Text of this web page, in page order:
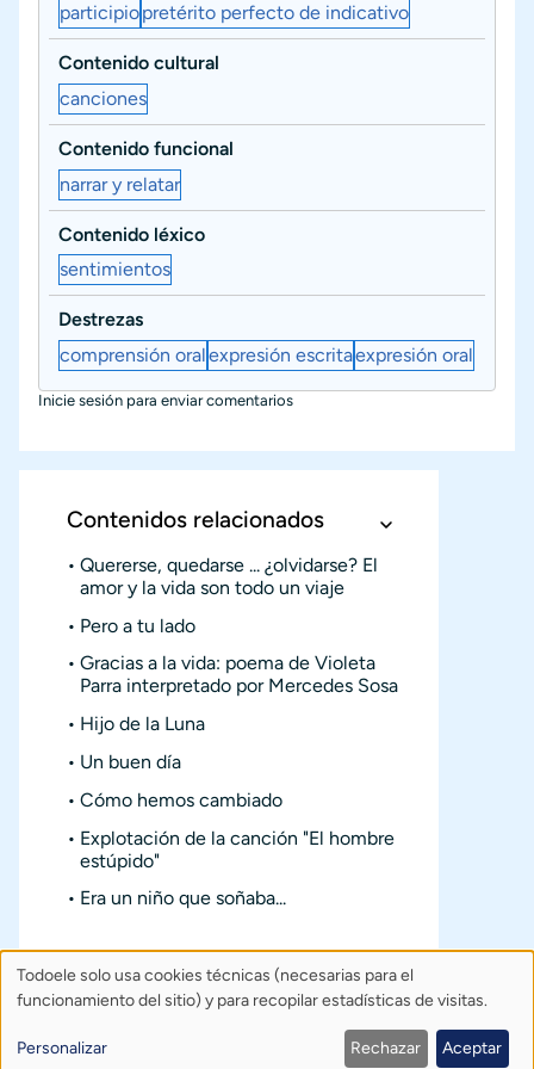
participiopretérito perfecto de indicativo
Contenido cultural
canciones
Contenido funcional
narrar y relatar
Contenido léxico
sentimientos
Destrezas
comprensión oralexpresión escritaexpresión oral
Inicie sesión para enviar comentarios
Contenidos relacionados
Quererse, quedarse ... ¿olvidarse? El
amor y la vida son todo un viaje
Pero a tu lado
Gracias a la vida: poema de Violeta
Parra interpretado por Mercedes Sosa
Hijo de la Luna
Un buen día
Cómo hemos cambiado
Explotación de la canción "El hombre
estúpido"
Era un niño que soñaba...
Sobre TodoeleÍndice Publica
Política de privacidad
Uso
datos
Todoele solo usa cookies técnicas (necesarias para el
funcionamiento del sitio) y para recopilar estadísticas de visitas.
Personalizar Rechazar Aceptar